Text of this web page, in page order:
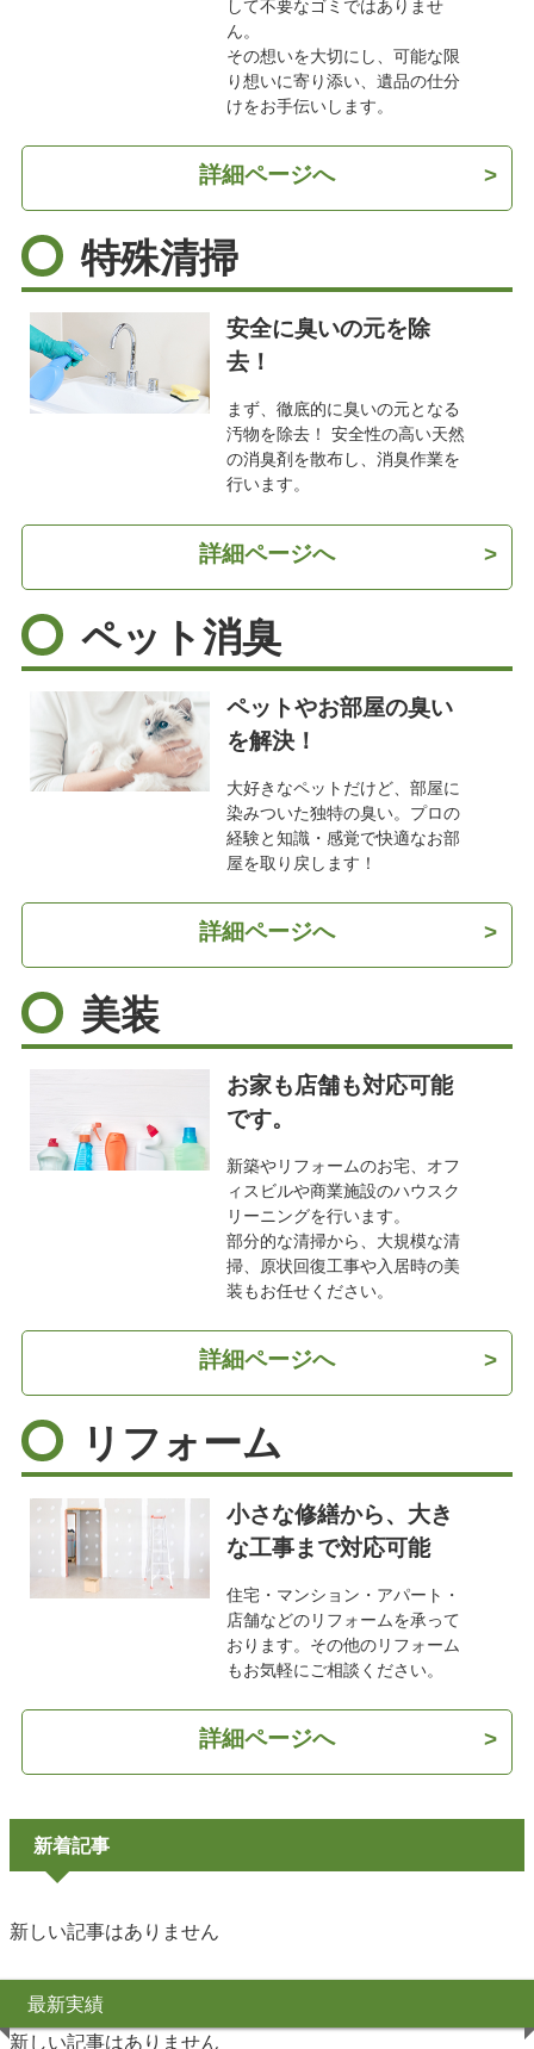
して不要なゴミではありませ
ん。
その想いを大切にし、可能な限
り想いに寄り添い、遺品の仕分
けをお手伝いします。
詳細ページへ >
特殊清掃
安全に臭いの元を除
去！
まず、徹底的に臭いの元となる
汚物を除去！ 安全性の高い天然
の消臭剤を散布し、消臭作業を
行います。
詳細ページへ >
ペット消臭
ペットやお部屋の臭い
を解決！
大好きなペットだけど、部屋に
染みついた独特の臭い。プロの
経験と知識・感覚で快適なお部
屋を取り戻します！
詳細ページへ >
美装
お家も店舗も対応可能
です。
新築やリフォームのお宅、オフ
ィスビルや商業施設のハウスク
リーニングを行います。
部分的な清掃から、大規模な清
掃、原状回復工事や入居時の美
装もお任せください。
詳細ページへ >
リフォーム
小さな修繕から、大き
な工事まで対応可能
住宅・マンション・アパート・
店舗などのリフォームを承って
おります。その他のリフォーム
もお気軽にご相談ください。
詳細ページへ >
新着記事
新しい記事はありません
最新実績
新しい記事はありません